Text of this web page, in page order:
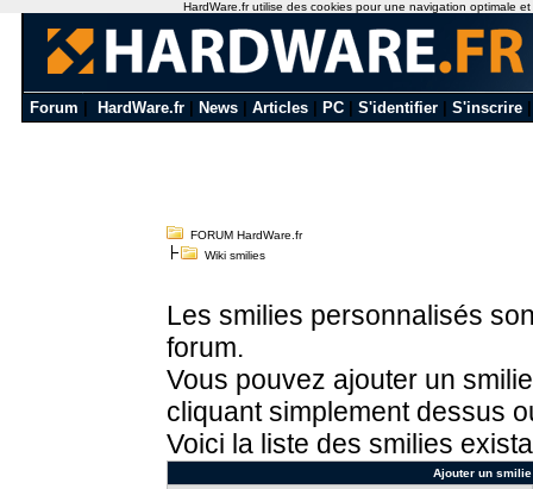
Forum HardWare.fr News Articles PC S'identifier S'inscrire
FORUM HardWare.fr
Wiki smilies
Les smilies personnalisés
forum.
Vous pouvez ajouter un
cliquant simplement dessus
Voici la liste des smilies
Ajouter un
HardWare.fr utilise des cookies pour une navigation optimale